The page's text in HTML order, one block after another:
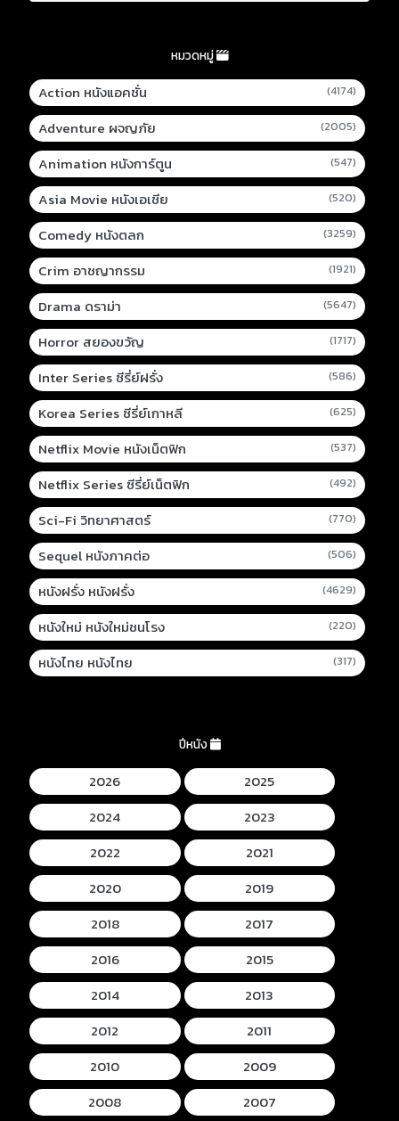
หมวดหมู่
Action หนังแอคชั่น (4174)
Adventure ผจญภัย (2005)
Animation หนังการ์ตูน (547)
Asia Movie หนังเอเชีย (520)
Comedy หนังตลก (3259)
Crim อาชญากรรม (1921)
Drama ดราม่า (5647)
Horror สยองขวัญ (1717)
Inter Series ซีรี่ย์ฝรั่ง (586)
Korea Series ซีรี่ย์เกาหลี (625)
Netflix Movie หนังเน็ตฟิก (537)
Netflix Series ซีรี่ย์เน็ตฟิก (492)
Sci-Fi วิทยาศาสตร์ (770)
Sequel หนังภาคต่อ (506)
หนังฝรั่ง หนังฝรั่ง (4629)
หนังใหม่ หนังใหม่ชนโรง (220)
หนังไทย หนังไทย (317)
ปีหนัง
2026
2025
2024
2023
2022
2021
2020
2019
2018
2017
2016
2015
2014
2013
2012
2011
2010
2009
2008
2007